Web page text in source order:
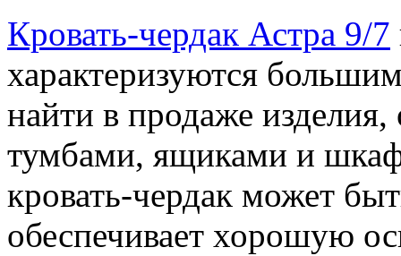
Кровать-чердак Астра 9/7
характеризуются
найти в продаже
тумбами, ящиками и
кровать-чердак может
обеспечивает хорошую